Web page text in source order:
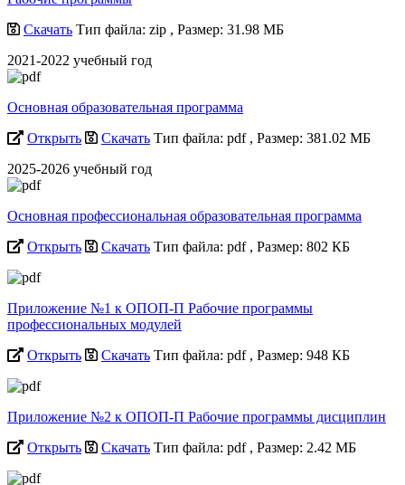
Скачать Тип файла: zip , Размер: 31.98 МБ
2021-2022 учебный год
Основная образовательная программа
Открыть
Скачать Тип файла: pdf , Размер: 381.02 МБ
2025-2026 учебный год
Основная профессиональная образовательная программа
Открыть
Скачать Тип файла: pdf , Размер: 802 КБ
Приложение №1 к ОПОП-П Рабочие программы
профессиональных модулей
Открыть
Скачать Тип файла: pdf , Размер: 948 КБ
Приложение №2 к ОПОП-П Рабочие программы дисциплин
Открыть
Скачать Тип файла: pdf , Размер: 2.42 МБ